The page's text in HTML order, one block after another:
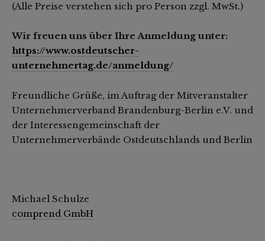
(Alle Preise verstehen sich pro Person zzgl. MwSt.)
Wir freuen uns über Ihre Anmeldung unter:
https://www.ostdeutscher-
unternehmertag.de/anmeldung/
Freundliche Grüße, im Auftrag der Mitveranstalter
Unternehmerverband Brandenburg-Berlin e.V. und
der Interessengemeinschaft der
Unternehmerverbände Ostdeutschlands und Berlin
Michael Schulze
comprend GmbH